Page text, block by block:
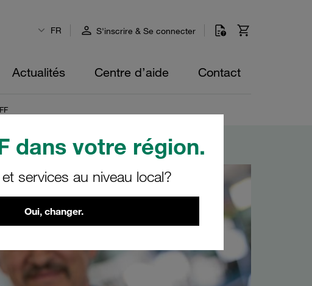
dans votre région.
services au niveau local?
Oui, changer.
FR S'inscrire & Se connecter
Actualités Centre d’aide Contact